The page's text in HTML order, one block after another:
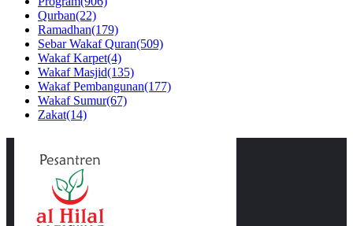
Qurban(22)
Ramadhan(179)
Sebar Wakaf Quran(509)
Wakaf Karpet(4)
Wakaf Masjid(135)
Wakaf Pembangunan(177)
Wakaf Sumur(67)
Zakat(14)